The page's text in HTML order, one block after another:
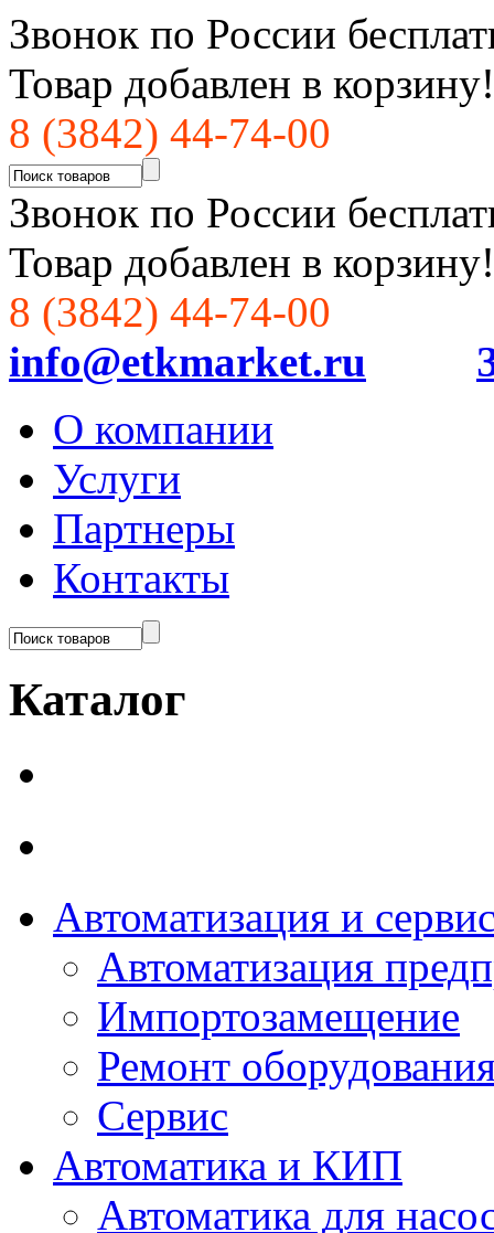
Звонок по России
Товар добавлен в корзину!
8 (3842) 44-74-00
Звонок по России
Товар добавлен в корзину!
8 (3842) 44-74-00
info@etkmarket.ru
О компании
Услуги
Партнеры
Контакты
Каталог
Автоматизация и
Автоматизация
Импортозамещение
Ремонт
Сервис
Автоматика и КИП
Автоматика для